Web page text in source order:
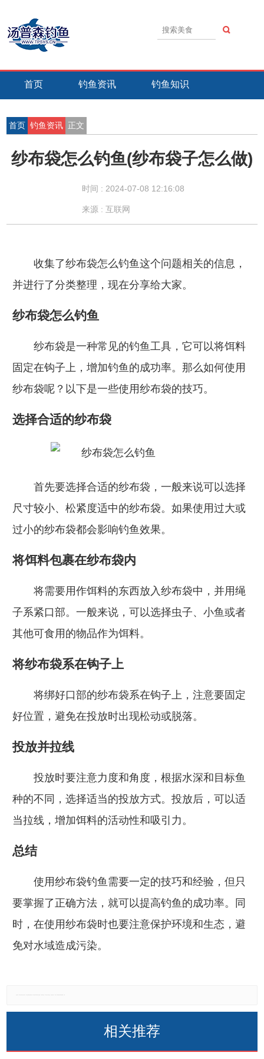
首页 钓鱼资讯 钓鱼知识
首页 钓鱼资讯 正文
纱布袋怎么钓鱼(纱布袋子怎么做)
时间 : 2024-07-08 12:16:08
来源 : 互联网
收集了纱布袋怎么钓鱼这个问题相关的信息，
并进行了分类整理，现在分享给大家。
纱布袋怎么钓鱼
纱布袋是一种常见的钓鱼工具，它可以将饵料
固定在钩子上，增加钓鱼的成功率。那么如何使用
纱布袋呢？以下是一些使用纱布袋的技巧。
选择合适的纱布袋
首先要选择合适的纱布袋，一般来说可以选择
尺寸较小、松紧度适中的纱布袋。如果使用过大或
过小的纱布袋都会影响钓鱼效果。
将饵料包裹在纱布袋内
将需要用作饵料的东西放入纱布袋中，并用绳
子系紧口部。一般来说，可以选择虫子、小鱼或者
其他可食用的物品作为饵料。
将纱布袋系在钩子上
将绑好口部的纱布袋系在钩子上，注意要固定
好位置，避免在投放时出现松动或脱落。
投放并拉线
投放时要注意力度和角度，根据水深和目标鱼
种的不同，选择适当的投放方式。投放后，可以适
当拉线，增加饵料的活动性和吸引力。
总结
使用纱布袋钓鱼需要一定的技巧和经验，但只
要掌握了正确方法，就可以提高钓鱼的成功率。同
时，在使用纱布袋时也要注意保护环境和生态，避
免对水域造成污染。
相关推荐